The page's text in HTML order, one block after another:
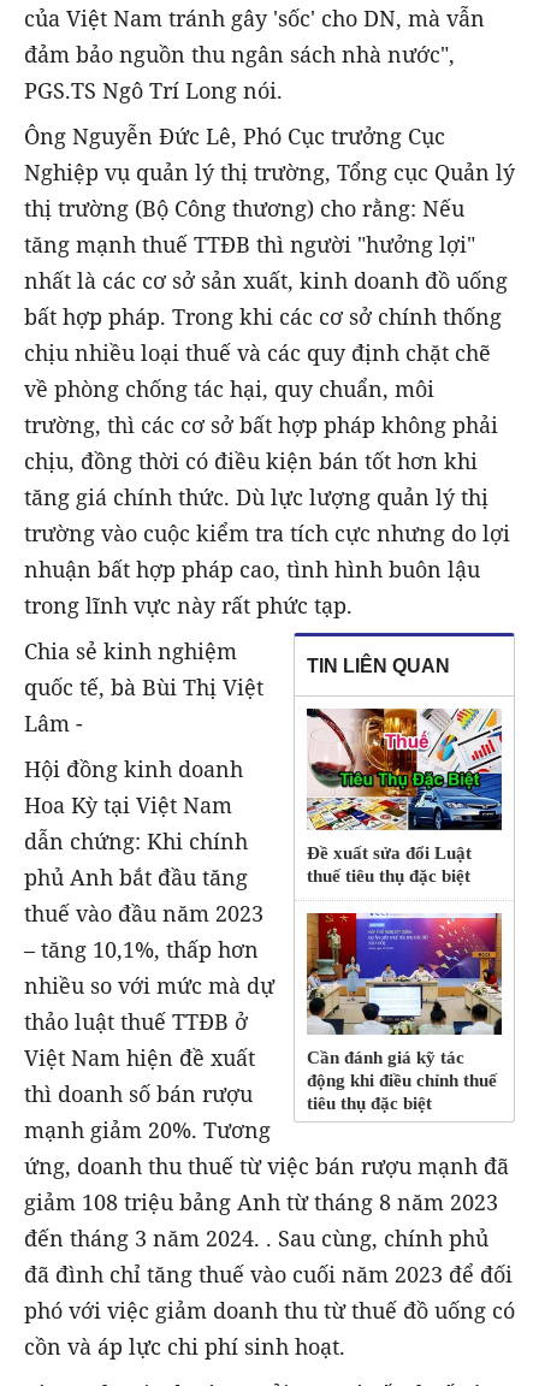
của Việt Nam tránh gây 'sốc' cho DN, mà vẫn
đảm bảo nguồn thu ngân sách nhà nước",
PGS.TS Ngô Trí Long nói.
Ông Nguyễn Đức Lê, Phó Cục trưởng Cục
Nghiệp vụ quản lý thị trường, Tổng cục Quản lý
thị trường (Bộ Công thương) cho rằng: Nếu
tăng mạnh thuế TTĐB thì người "hưởng lợi"
nhất là các cơ sở sản xuất, kinh doanh đồ uống
bất hợp pháp. Trong khi các cơ sở chính thống
chịu nhiều loại thuế và các quy định chặt chẽ
về phòng chống tác hại, quy chuẩn, môi
trường, thì các cơ sở bất hợp pháp không phải
chịu, đồng thời có điều kiện bán tốt hơn khi
tăng giá chính thức. Dù lực lượng quản lý thị
trường vào cuộc kiểm tra tích cực nhưng do lợi
nhuận bất hợp pháp cao, tình hình buôn lậu
trong lĩnh vực này rất phức tạp.
TIN LIÊN QUAN
Đề xuất sửa đổi Luật
thuế tiêu thụ đặc biệt
Cần đánh giá kỹ tác
động khi điều chỉnh thuế
tiêu thụ đặc biệt
Chia sẻ kinh nghiệm
quốc tế, bà Bùi Thị Việt
Lâm -
Hội đồng kinh doanh
Hoa Kỳ tại Việt Nam
dẫn chứng: Khi chính
phủ Anh bắt đầu tăng
thuế vào đầu năm 2023
– tăng 10,1%, thấp hơn
nhiều so với mức mà dự
thảo luật thuế TTĐB ở
Việt Nam hiện đề xuất
thì doanh số bán rượu
mạnh giảm 20%. Tương
ứng, doanh thu thuế từ việc bán rượu mạnh đã
giảm 108 triệu bảng Anh từ tháng 8 năm 2023
đến tháng 3 năm 2024. . Sau cùng, chính phủ
đã đình chỉ tăng thuế vào cuối năm 2023 để đối
phó với việc giảm doanh thu từ thuế đồ uống có
cồn và áp lực chi phí sinh hoạt.